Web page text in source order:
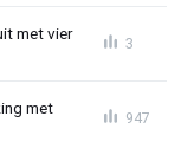
met vier
3
met
947